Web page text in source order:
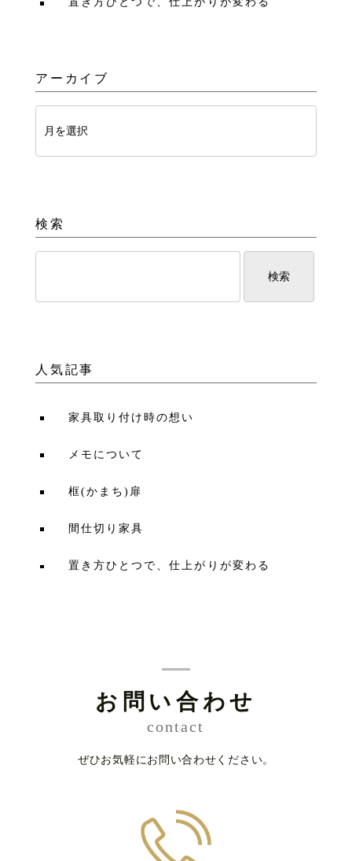
アーカイブ
検索
人気記事
家具取り付け時の想い
メモについて
框(かまち)扉
間仕切り家具
置き方ひとつで、仕上がりが変わる
お問い合わせ
contact
ぜひお気軽にお問い合わせください。